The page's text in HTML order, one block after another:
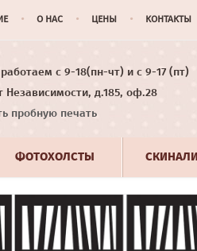
О НАС ЦЕНЫ КОНТАКТЫ
с 9-18(пн-чт) и с 9-17 (пт)
Независимости, д.185, оф.28
пробную печать
ФОТОХОЛСТЫ СКИНАЛИ